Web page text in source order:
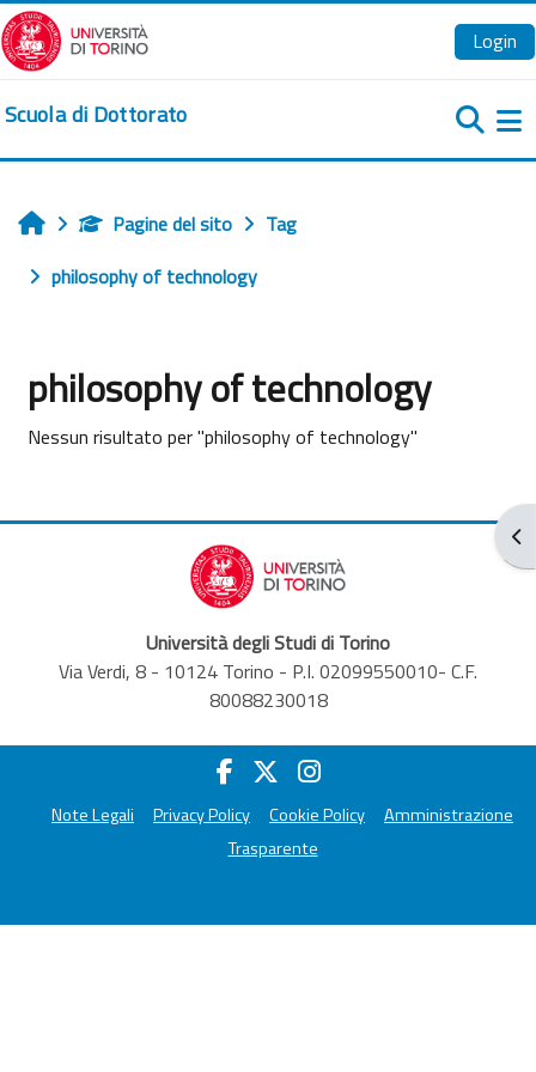
Vai al contenuto principale
Login
Scuola di Dottorato
HomePagine del sito
Tag
philosophy of technology
philosophy of technology
Nessun risultato per "philosophy of technology"
Università degli Studi di Torino
Via Verdi, 8 - 10124 Torino - P.I. 02099550010- C.F.
80088230018
Note Legali Privacy Policy Cookie Policy
Amministrazione
Trasparente